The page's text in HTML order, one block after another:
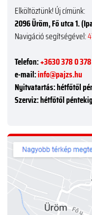
Elköltöztünk! Új címünk:
2096 Üröm, Fő utca 1.
Navigáció segítségével:
Telefon:+3630 378 0 378
e-mail:info@pajzs.hu
Nyitvatartás:hétfőtől
Szerviz:hétfőtől